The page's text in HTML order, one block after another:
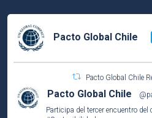
Pacto Global Chile
Pacto Global Chile
Pacto Global Chile
Participa del tercer encuentro del